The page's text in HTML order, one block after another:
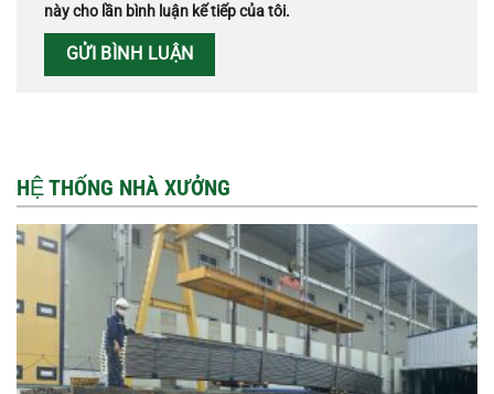
này cho lần bình luận kế tiếp của tôi.
HỆ THỐNG NHÀ XƯỞNG